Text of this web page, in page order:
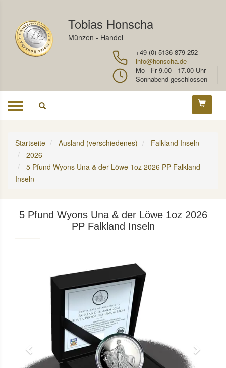
Tobias Honscha
Münzen - Handel
+49 (0) 5136 879 252
info@honscha.de
Mo - Fr 9.00 - 17.00 Uhr
Sonnabend geschlossen
Toggle
Startseite Ausland (verschiedenes)
Falkland Inseln
2026
5 Pfund Wyons Una & der Löwe 1oz 2026 PP Falkland
Inseln
5 Pfund Wyons Una & der Löwe 1oz 2026
PP Falkland Inseln
Previous Next